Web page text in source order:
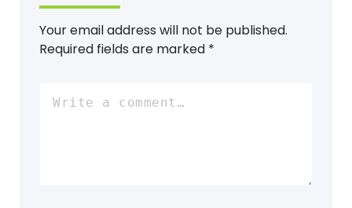
Your email address will not be published.
Required fields are marked *